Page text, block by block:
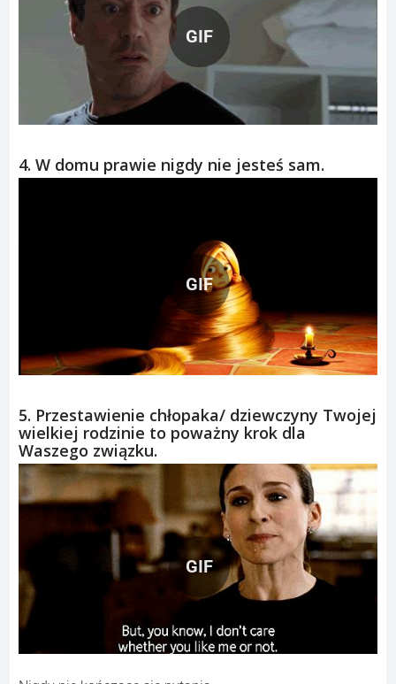
GIF
4. W domu prawie nigdy nie jesteś sam.
GIF
5. Przestawienie chłopaka/ dziewczyny Twojej
wielkiej rodzinie to poważny krok dla
Waszego związku.
GIF